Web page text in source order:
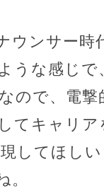
ウンサー時
うな感じで
ので、電撃
てキャリア
してほしい